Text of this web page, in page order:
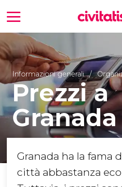
Informazioni generali
Prezzi a
Granada
Granada ha la fama
città abbastanza